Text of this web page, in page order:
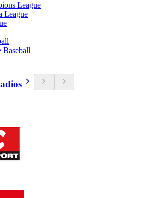
League
League
Baseball